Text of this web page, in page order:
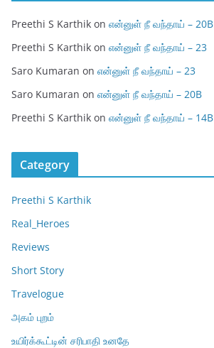
Preethi S Karthik on என்னுள் நீ வந்தாய் – 20B
Preethi S Karthik on என்னுள் நீ வந்தாய் – 23
Saro Kumaran on என்னுள் நீ வந்தாய் – 23
Saro Kumaran on என்னுள் நீ வந்தாய் – 20B
Preethi S Karthik on என்னுள் நீ வந்தாய் – 14B
Category
Preethi S Karthik
Real_Heroes
Reviews
Short Story
Travelogue
அகம் புறம்
உயிர்க்கூட்டின் சரிபாதி உனதே